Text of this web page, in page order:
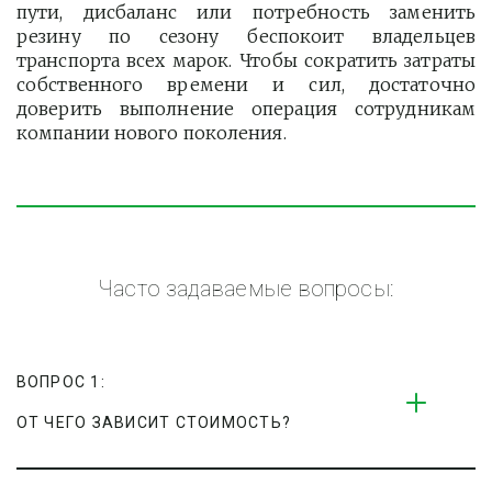
пути, дисбаланс или потребность заменить
резину по сезону беспокоит владельцев
транспорта всех марок. Чтобы сократить затраты
собственного времени и сил, достаточно
доверить выполнение операция сотрудникам
компании нового поколения.
Часто задаваемые вопросы:
ВОПРОС 1:
ОТ ЧЕГО ЗАВИСИТ СТОИМОСТЬ?